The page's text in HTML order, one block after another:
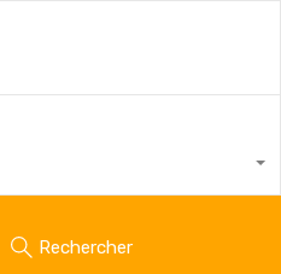
Rechercher